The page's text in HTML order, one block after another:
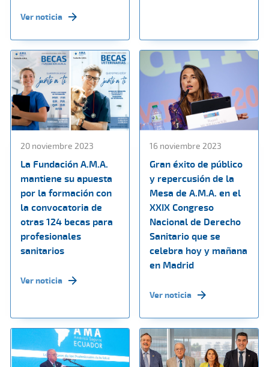
Ver noticia
20 noviembre 2023
La Fundación A.M.A.
mantiene su apuesta
por la formación con
la convocatoria de
otras 124 becas para
profesionales
sanitarios
Ver noticia
16 noviembre 2023
Gran éxito de público
y repercusión de la
Mesa de A.M.A. en el
XXIX Congreso
Nacional de Derecho
Sanitario que se
celebra hoy y mañana
en Madrid
Ver noticia